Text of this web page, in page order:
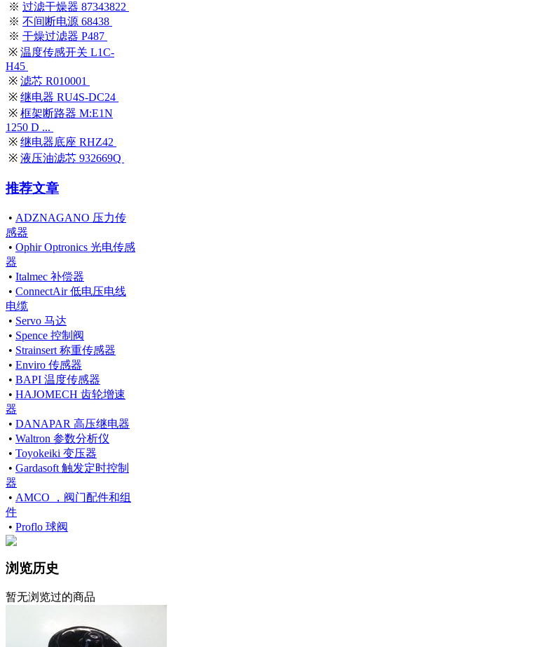
※ 过滤干燥器 87343822
※ 不间断电源 68438
※ 干燥过滤器 P487
※ 温度传感开关 L1C-
H45
※ 滤芯 R010001
※ 继电器 RU4S-DC24
※ 框架断路器 M:E1N
1250 D ...
※ 继电器底座 RHZ42
※ 液压油滤芯 932669Q
推荐文章
• ADZNAGANO 压力传
感器
• Ophir Optronics 光电传感
器
• Italmec 补偿器
• ConnectAir 低电压电线
电缆
• Servo 马达
• Spence 控制阀
• Strainsert 称重传感器
• Enviro 传感器
• BAPI 温度传感器
• HAJOMECH 齿轮增速
器
• DANAPAR 高压继电器
• Waltron 参数分析仪
• Toyokeiki 变压器
• Gardasoft 触发定时控制
器
• AMCO ，阀门配件和组
件
• Proflo 球阀
浏览历史
暂无浏览过的商品